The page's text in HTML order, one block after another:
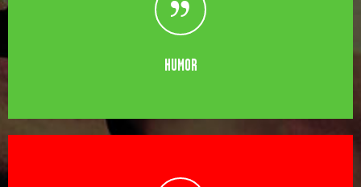
HUMOR